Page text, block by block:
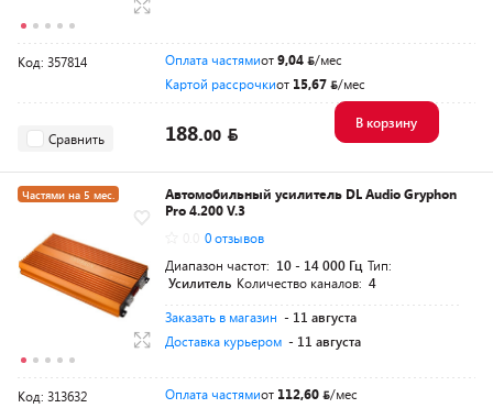
Код: 357814 Оплата частямиот9,04
/мес
Картой рассрочкиот 15,67 /мес
Сравнить 188.00
В корзину
Частями на 5 мес.
Автомобильный усилитель DL Audio Gryphon
Pro 4.200 V.3
0 отзывов
Диапазон частот: 10 - 14 000 Гц Тип:
Усилитель Количество каналов: 4
Заказать в магазин - 11 августа
Доставка курьером - 11 августа
Код: 313632 Оплата частямиот 112,60
/мес